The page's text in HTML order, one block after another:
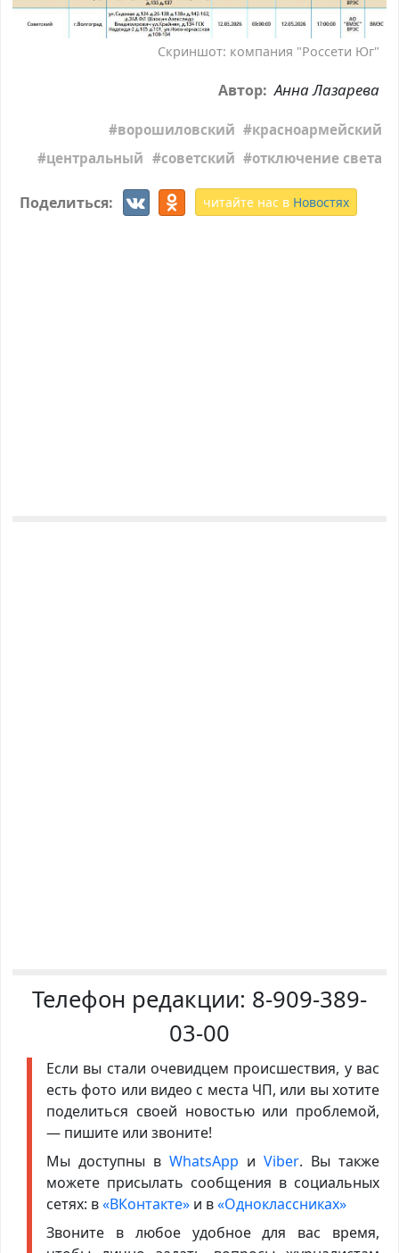
Скриншот: компания "Россети Юг"
Автор: Анна Лазарева
ворошиловский
красноармейский
центральный
советский отключение света
Поделиться: читайте нас в Новостях
Телефон редакции: 8-909-389-
03-00
Если вы стали очевидцем происшествия, у вас
есть фото или видео с места ЧП, или вы хотите
поделиться своей новостью или проблемой,
— пишите или звоните!
Мы доступны в WhatsApp иViber. Вы также
можете присылать сообщения в социальных
сетях: в«ВКонтакте»и в«Одноклассниках»
Звоните в любое удобное для вас время,